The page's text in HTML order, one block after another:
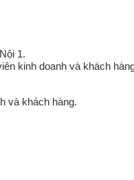
1.
kinh doanh và khách
và khách hàng.